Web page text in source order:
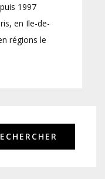
1997
en Ile-de-
régions le